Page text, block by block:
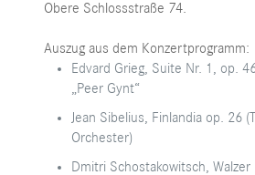
Obere Schlossstraße 74.
Auszug aus dem Konzertprogramm:
Edvard Grieg, Suite Nr. 1, op.
„Peer Gynt“
Jean Sibelius, Finlandia op. 26
Orchester)
Dmitri Schostakowitsch,